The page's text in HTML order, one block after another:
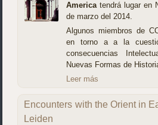
Americatendrá lugar en
de marzo del 2014.
Algunos miembros de
en torno a a la
consecuencias
Nuevas Formas de
Leer más
Encounters with the Orient in
Leiden